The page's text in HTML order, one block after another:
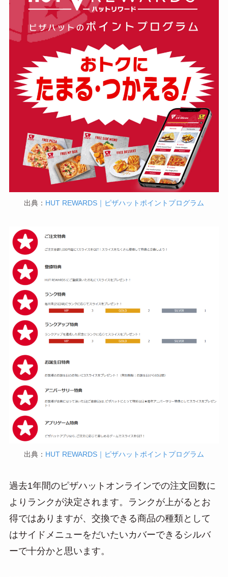
出典： HUT REWARDS｜ピザハットポイントプログラム
出典： HUT REWARDS｜ピザハットポイントプログラム
過去1年間のピザハットオンラインでの注文回数に
よりランクが決定されます。ランクが上がるとお
得ではありますが、交換できる商品の種類として
はサイドメニューをだいたいカバーできるシルバ
ーで十分かと思います。